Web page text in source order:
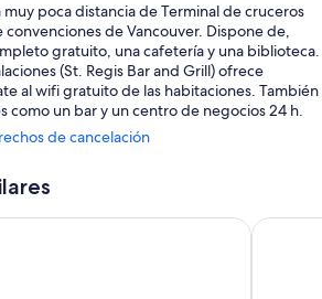
muy poca distancia de Terminal de cruceros
convenciones de Vancouver. Dispone de,
gratuito, una cafetería y una biblioteca.
(St. Regis Bar and Grill) ofrece
al wifi gratuito de las habitaciones. También
como un bar y un centro de negocios 24 h.
servicio de registro de salida exprés y un
de reuniones y asistencia turística y para
de cancelación